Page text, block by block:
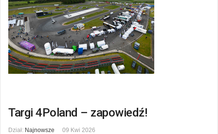
Targi 4Poland – zapowiedź!
Dział: Najnowsze 09 Kwi 2026